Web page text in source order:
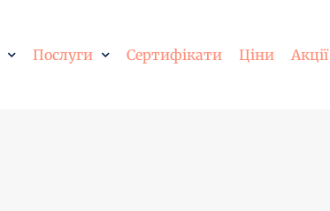
Послуги Сертифікати Ціни Акції